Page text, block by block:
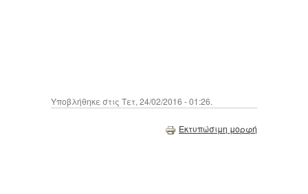
Υποβλήθηκε στις Τετ, 24/02/2016 - 01:26.
Εκτυπώσιμη μορφή